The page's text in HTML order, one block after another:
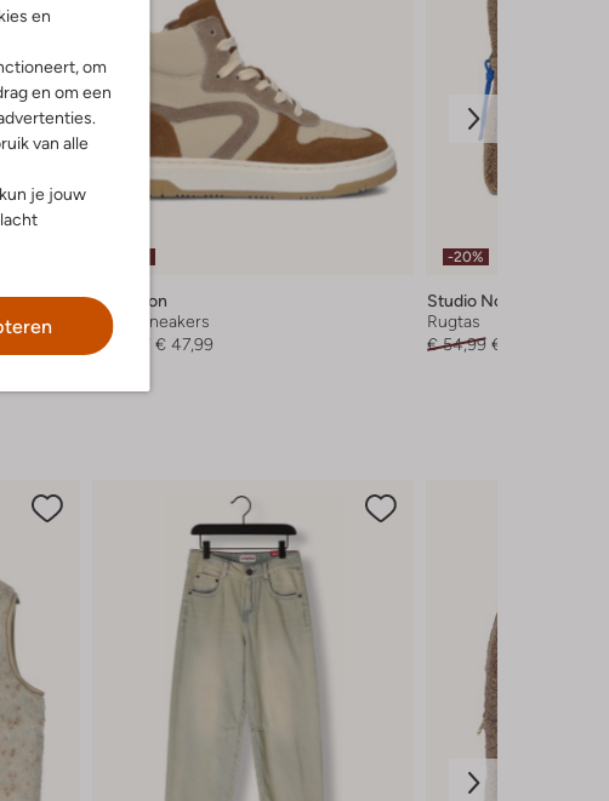
en
om
en om een
van alle
je jouw
Ton & Ton
Hoge sneakers
€ 79,99
€ 47,99
-20%
Studio Noos
Rugtas
€ 54,99 € 43,99